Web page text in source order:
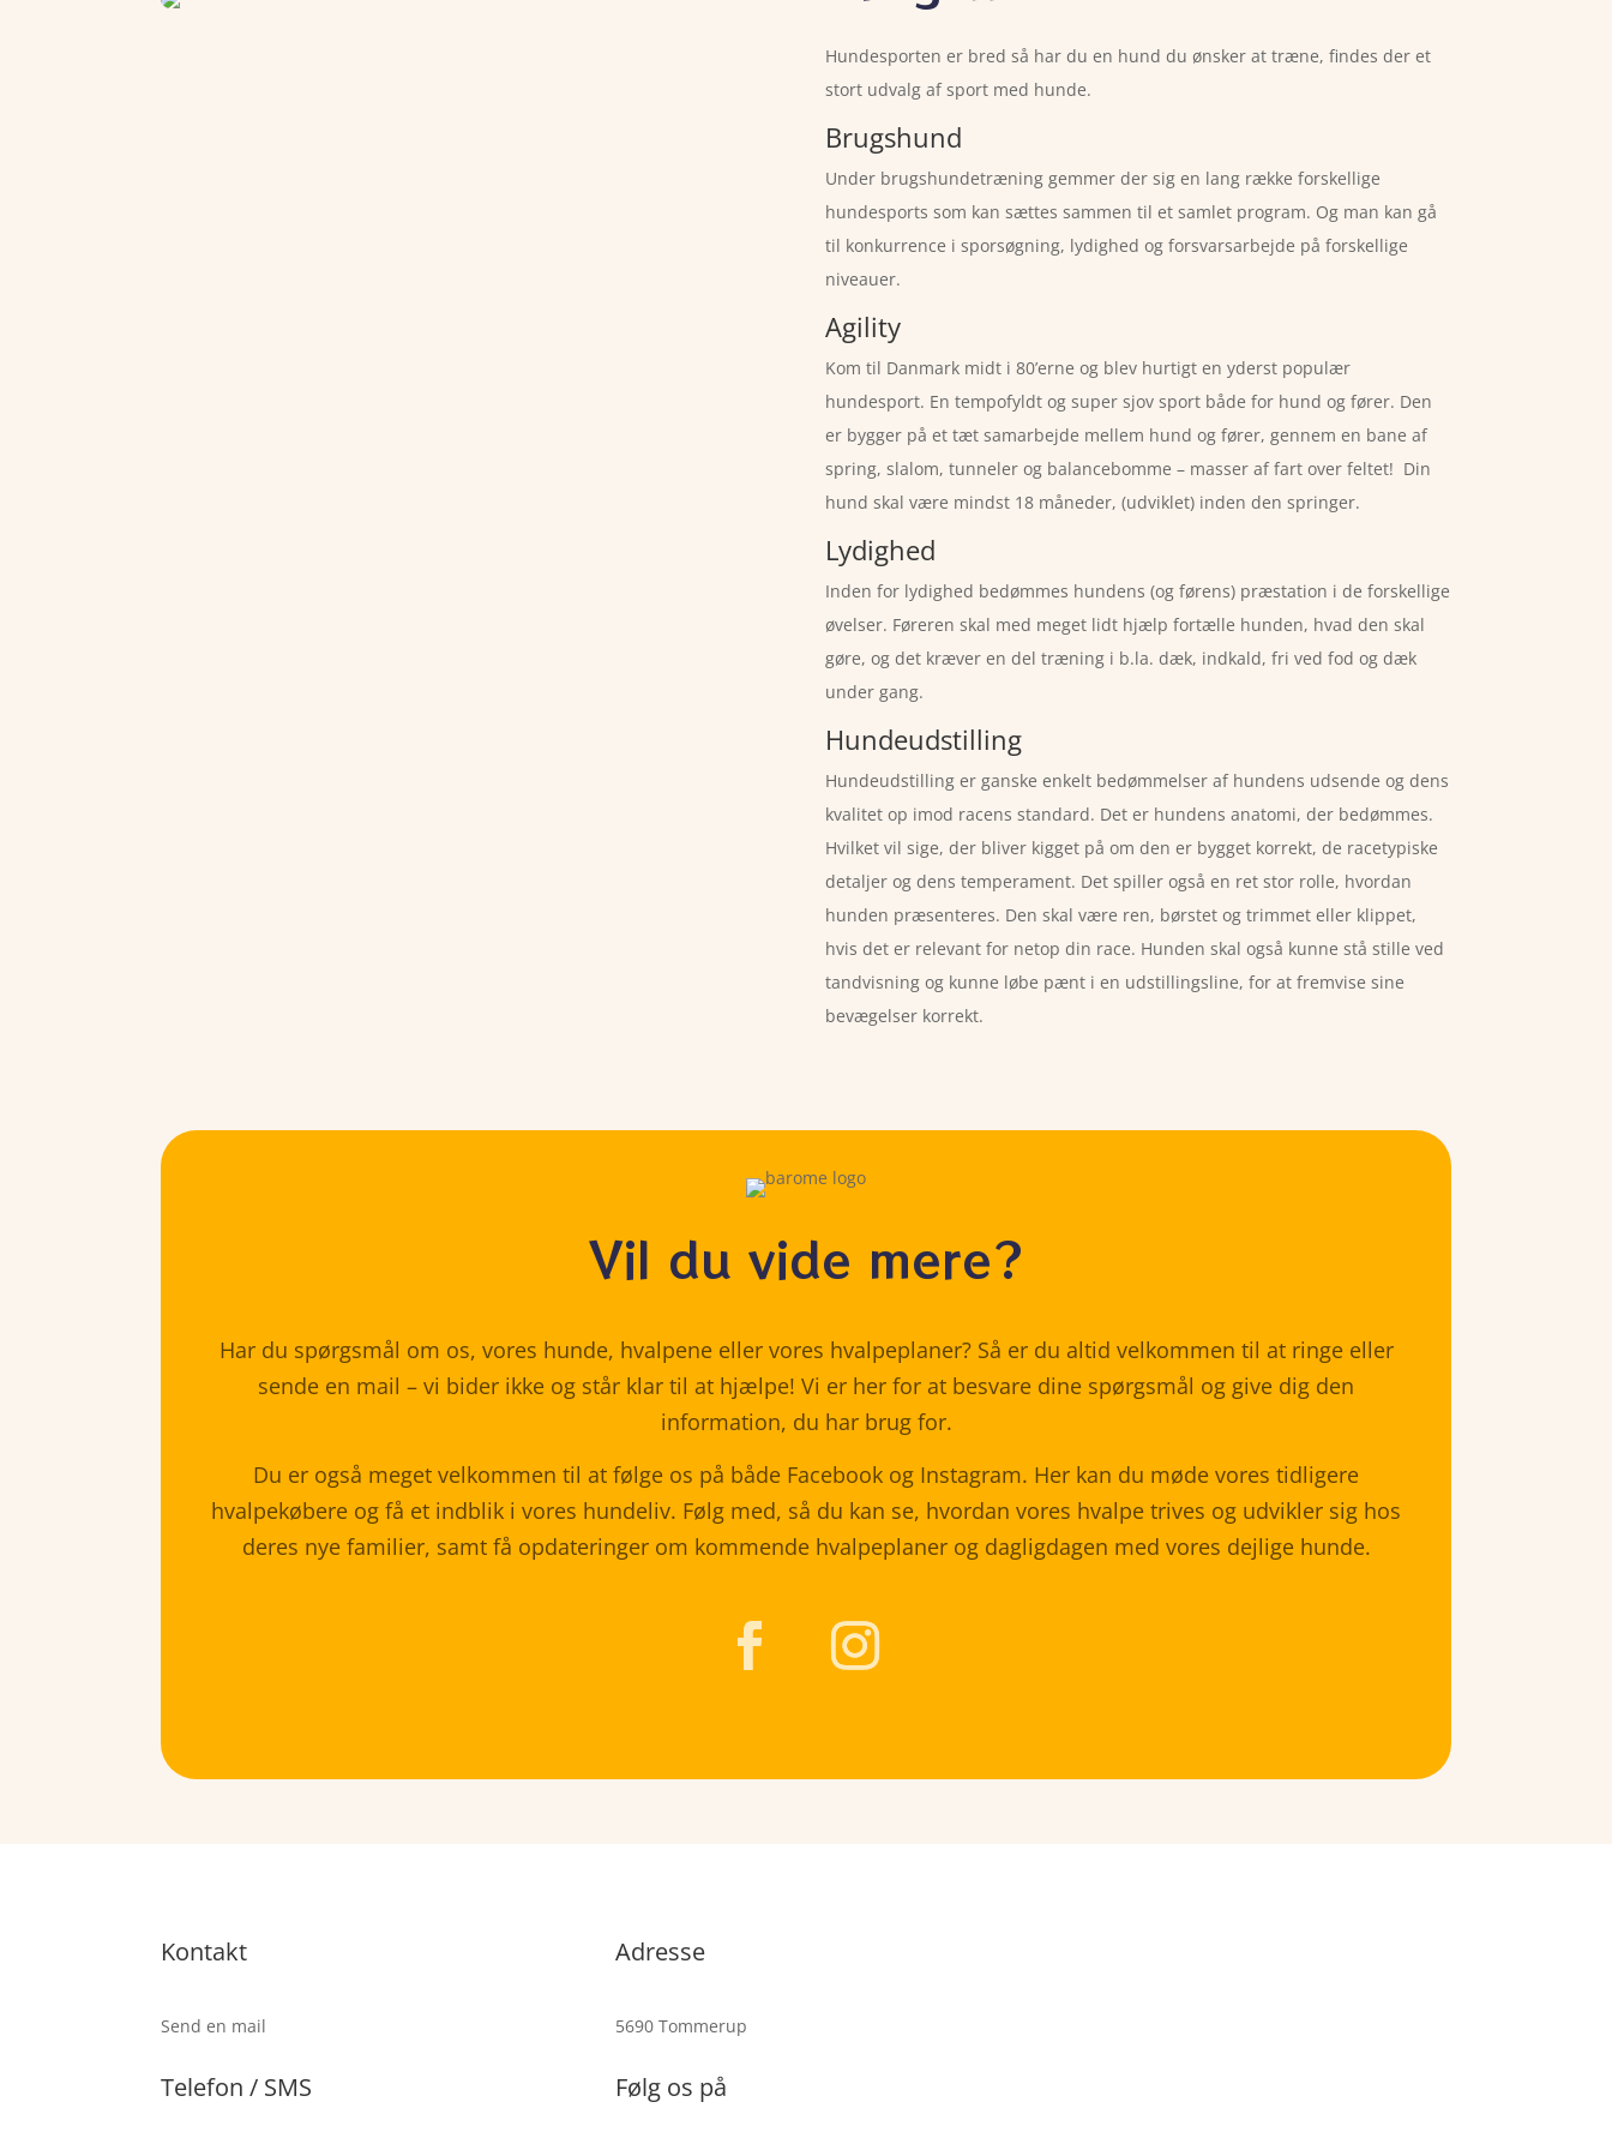
Hundesporten er bred så har du en hund du ønsker at træne, findes der et
stort udvalg af sport med hunde.
Brugshund
Under brugshundetræning gemmer der sig en lang række forskellige
hundesports som kan sættes sammen til et samlet program. Og man kan gå
til konkurrence i sporsøgning, lydighed og forsvarsarbejde på forskellige
niveauer.
Agility
Kom til Danmark midt i 80’erne og blev hurtigt en yderst populær
hundesport. En tempofyldt og super sjov sport både for hund og fører. Den
er bygger på et tæt samarbejde mellem hund og fører, gennem en bane af
spring, slalom, tunneler og balancebomme – masser af fart over feltet! Din
hund skal være mindst 18 måneder, (udviklet) inden den springer.
Lydighed
Inden for lydighed bedømmes hundens (og førens) præstation i de forskellige
øvelser. Føreren skal med meget lidt hjælp fortælle hunden, hvad den skal
gøre, og det kræver en del træning i b.la. dæk, indkald, fri ved fod og dæk
under gang.
Hundeudstilling
Hundeudstilling er ganske enkelt bedømmelser af hundens udsende og dens
kvalitet op imod racens standard. Det er hundens anatomi, der bedømmes.
Hvilket vil sige, der bliver kigget på om den er bygget korrekt, de racetypiske
detaljer og dens temperament. Det spiller også en ret stor rolle, hvordan
hunden præsenteres. Den skal være ren, børstet og trimmet eller klippet,
hvis det er relevant for netop din race. Hunden skal også kunne stå stille ved
tandvisning og kunne løbe pænt i en udstillingsline, for at fremvise sine
bevægelser korrekt.
Vil du vide mere?
Har du spørgsmål om os, vores hunde, hvalpene eller vores hvalpeplaner? Så er du altid velkommen til at ringe eller
sende en mail – vi bider ikke og står klar til at hjælpe! Vi er her for at besvare dine spørgsmål og give dig den
information, du har brug for.
Du er også meget velkommen til at følge os på både Facebook og Instagram. Her kan du møde vores tidligere
hvalpekøbere og få et indblik i vores hundeliv. Følg med, så du kan se, hvordan vores hvalpe trives og udvikler sig hos
deres nye familier, samt få opdateringer om kommende hvalpeplaner og dagligdagen med vores dejlige hunde.
Kontakt
Send en mail
Telefon / SMS
Adresse
5690 Tommerup
Følg os på